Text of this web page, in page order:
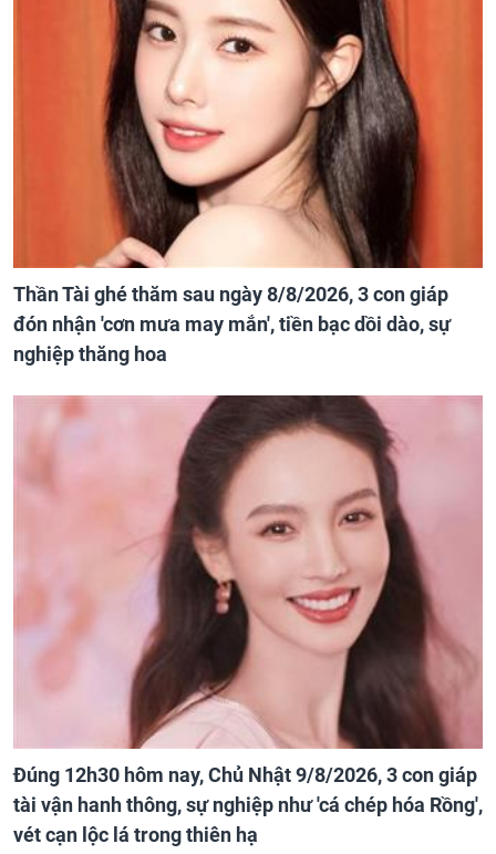
Thần Tài ghé thăm sau ngày 8/8/2026, 3 con giáp
đón nhận 'cơn mưa may mắn', tiền bạc dồi dào, sự
nghiệp thăng hoa
Đúng 12h30 hôm nay, Chủ Nhật 9/8/2026, 3 con giáp
tài vận hanh thông, sự nghiệp như 'cá chép hóa Rồng',
vét cạn lộc lá trong thiên hạ